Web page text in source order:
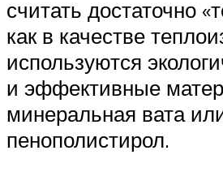
считать достаточно
как в качестве
используются
и эффективные
минеральная вата
пенополистирол.